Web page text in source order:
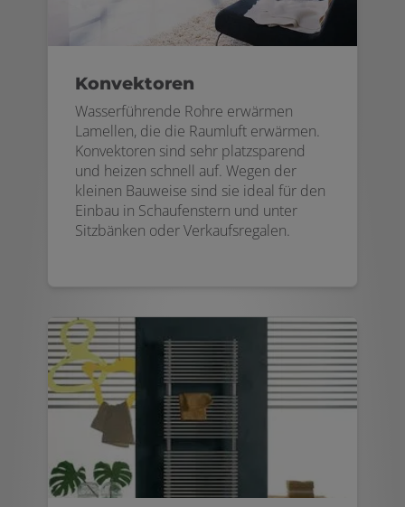
Konvektoren
Wasserführende Rohre erwärmen
Lamellen, die die Raumluft erwärmen.
Konvektoren sind sehr platzsparend
und heizen schnell auf. Wegen der
kleinen Bauweise sind sie ideal für den
Einbau in Schaufenstern und unter
Sitzbänken oder Verkaufsregalen.